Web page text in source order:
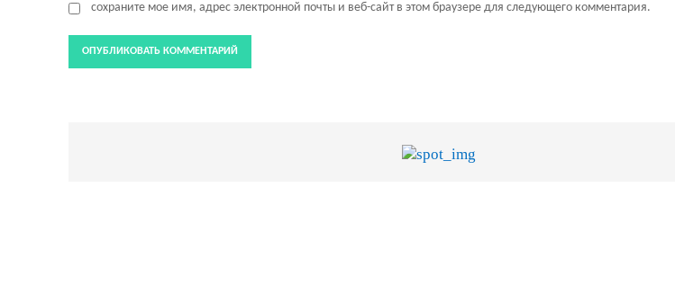
сохраните мое имя, адрес электронной почты и веб-сайт в этом браузере для следующего комментария.